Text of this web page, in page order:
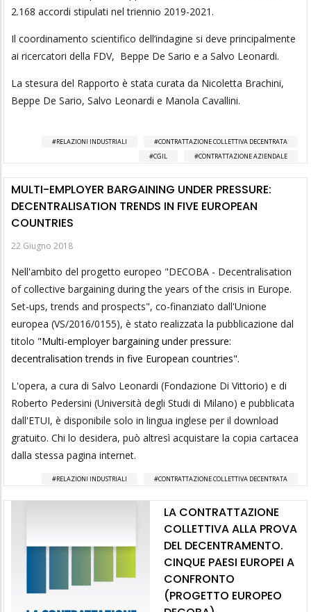
2.168 accordi stipulati nel triennio 2019-2021.
Il coordinamento scientifico dell’indagine si deve principalmente
ai ricercatori della FDV, Beppe De Sario e a Salvo Leonardi.
La stesura del Rapporto è stata curata da Nicoletta Brachini,
Beppe De Sario, Salvo Leonardi e Manola Cavallini.
RELAZIONI INDUSTRIALI
CONTRATTAZIONE COLLETTIVA DECENTRATA
CGIL
CONTRATTAZIONE AZIENDALE
MULTI-EMPLOYER BARGAINING UNDER PRESSURE:
DECENTRALISATION TRENDS IN FIVE EUROPEAN
COUNTRIES
22 Giugno 2018
Nell'ambito del progetto europeo "DECOBA - Decentralisation
of collective bargaining during the years of the crisis in Europe.
Set-ups, trends and prospects", co-finanziato dall'Unione
europea (VS/2016/0155), è stato realizzata la pubblicazione dal
titolo "Multi-employer bargaining under pressure:
decentralisation trends in five European countries".
L'opera, a cura di Salvo Leonardi (Fondazione Di Vittorio) e di
Roberto Pedersini (Università degli Studi di Milano) e pubblicata
dall'ETUI, è disponibile solo in lingua inglese per il download
gratuito. Chi lo desidera, può altresì acquistare la copia cartacea
dalla stessa pagina internet.
RELAZIONI INDUSTRIALI CONTRATTAZIONE COLLETTIVA DECENTRATA
LA CONTRATTAZIONE
COLLETTIVA ALLA PROVA
DEL DECENTRAMENTO.
CINQUE PAESI EUROPEI A
CONFRONTO
(PROGETTO EUROPEO